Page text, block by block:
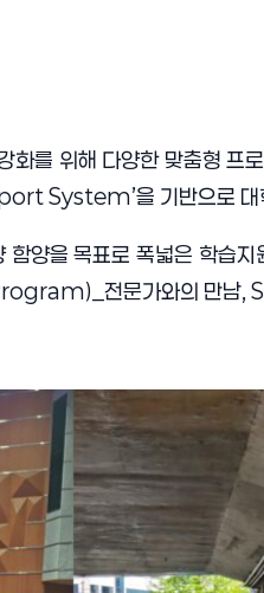
를 위해 다양한 맞춤형 프
을 기반으로 대학
양을 목표로 폭넓은 학습
전문가와의 만남,